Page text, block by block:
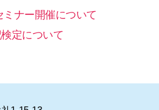
ミナー開催について
定について